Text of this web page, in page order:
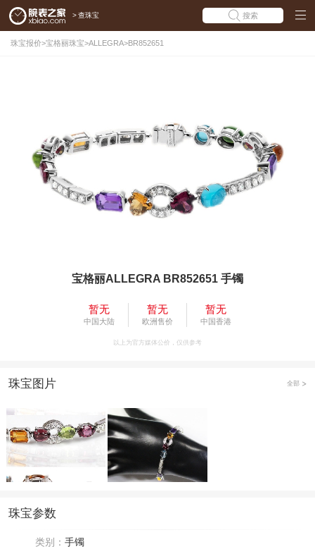
> 查珠宝 搜索
珠宝报价>宝格丽珠宝>ALLEGRA>BR852651
宝格丽ALLEGRA BR852651 手镯
暂无
中国大陆
暂无
欧洲售价
暂无
中国香港
以上为官方媒体公价，仅供参考
珠宝图片 全部
珠宝参数
类别： 手镯